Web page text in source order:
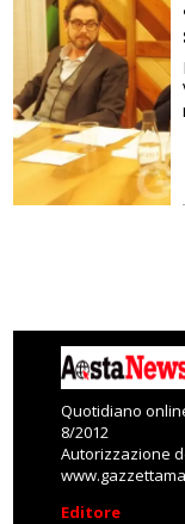
Quotidiano
8/2012
Autorizzazione
Editore